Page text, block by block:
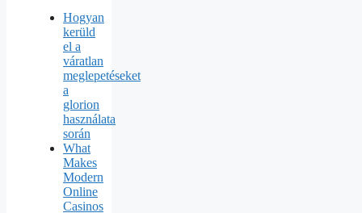
Hogyan
kerüld
el a
váratlan
meglepetéseket
a
glorion
használata
során
What
Makes
Modern
Online
Casinos